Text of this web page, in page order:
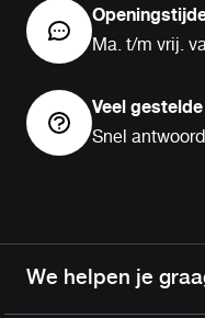
Ma. t/m vrij.
Veel
Snel
We helpen je